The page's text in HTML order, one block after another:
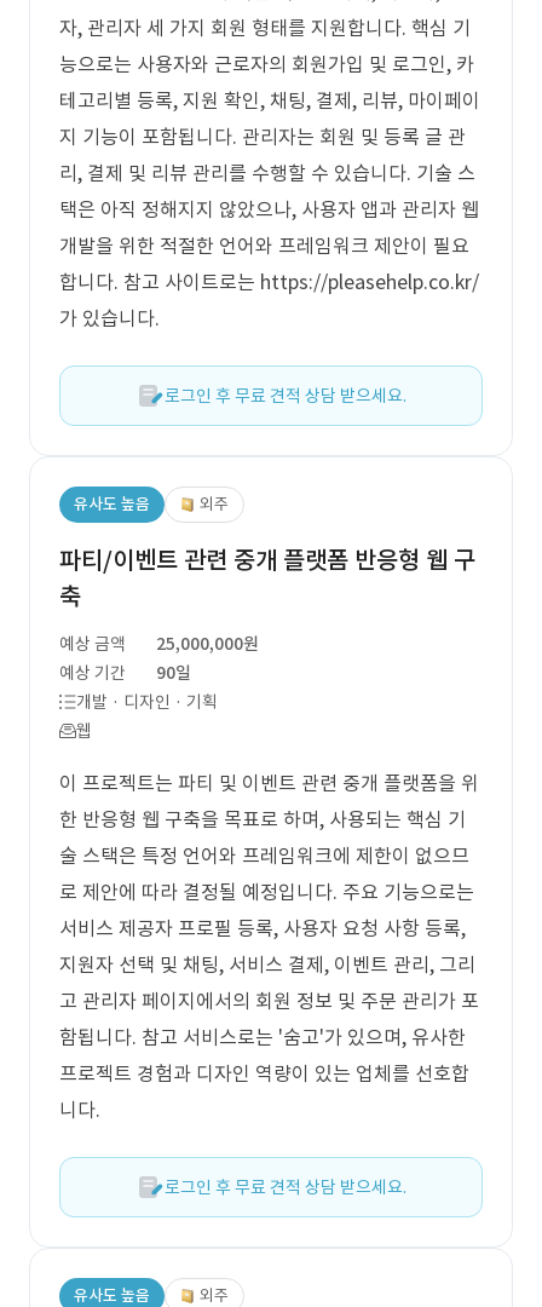
자, 관리자 세 가지 회원 형태를 지원합니다. 핵심 기
능으로는 사용자와 근로자의 회원가입 및 로그인, 카
테고리별 등록, 지원 확인, 채팅, 결제, 리뷰, 마이페이
지 기능이 포함됩니다. 관리자는 회원 및 등록 글 관
리, 결제 및 리뷰 관리를 수행할 수 있습니다. 기술 스
택은 아직 정해지지 않았으나, 사용자 앱과 관리자 웹
개발을 위한 적절한 언어와 프레임워크 제안이 필요
합니다. 참고 사이트로는 https://pleasehelp.co.kr/
가 있습니다.
로그인 후 무료 견적 상담 받으세요.
유사도 높음 외주
파티/이벤트 관련 중개 플랫폼 반응형 웹 구
축
예상 금액
25,000,000원
예상 기간
90일
개발 · 디자인 · 기획
웹
이 프로젝트는 파티 및 이벤트 관련 중개 플랫폼을 위
한 반응형 웹 구축을 목표로 하며, 사용되는 핵심 기
술 스택은 특정 언어와 프레임워크에 제한이 없으므
로 제안에 따라 결정될 예정입니다. 주요 기능으로는
서비스 제공자 프로필 등록, 사용자 요청 사항 등록,
지원자 선택 및 채팅, 서비스 결제, 이벤트 관리, 그리
고 관리자 페이지에서의 회원 정보 및 주문 관리가 포
함됩니다. 참고 서비스로는 '숨고'가 있으며, 유사한
프로젝트 경험과 디자인 역량이 있는 업체를 선호합
니다.
로그인 후 무료 견적 상담 받으세요.
유사도 높음 외주